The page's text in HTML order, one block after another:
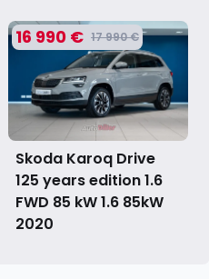
16 990 € 17 990 €
Skoda Karoq Drive
125 years edition 1.6
FWD 85 kW 1.6 85kW
2020